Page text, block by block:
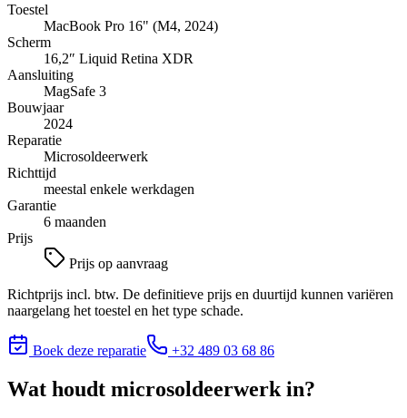
Toestel
MacBook Pro 16" (M4, 2024)
Scherm
16,2″ Liquid Retina XDR
Aansluiting
MagSafe 3
Bouwjaar
2024
Reparatie
Microsoldeerwerk
Richttijd
meestal enkele werkdagen
Garantie
6 maanden
Prijs
Prijs op aanvraag
Richtprijs incl. btw. De definitieve prijs en duurtijd kunnen variëren
naargelang het toestel en het type schade.
Boek deze reparatie +32 489 03 68 86
Wat houdt microsoldeerwerk in?